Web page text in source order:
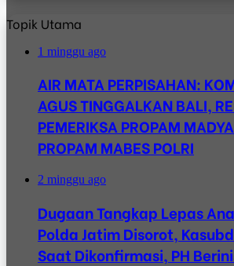
Topik Utama
1 minggu ago
AIR MATA PERPISAHAN:
AGUS TINGGALKAN BALI,
PEMERIKSA PROPAM
PROPAM MABES POLRI
2 minggu ago
Dugaan Tangkap Lepas
Polda Jatim Disorot,
Saat Dikonfirmasi, PH